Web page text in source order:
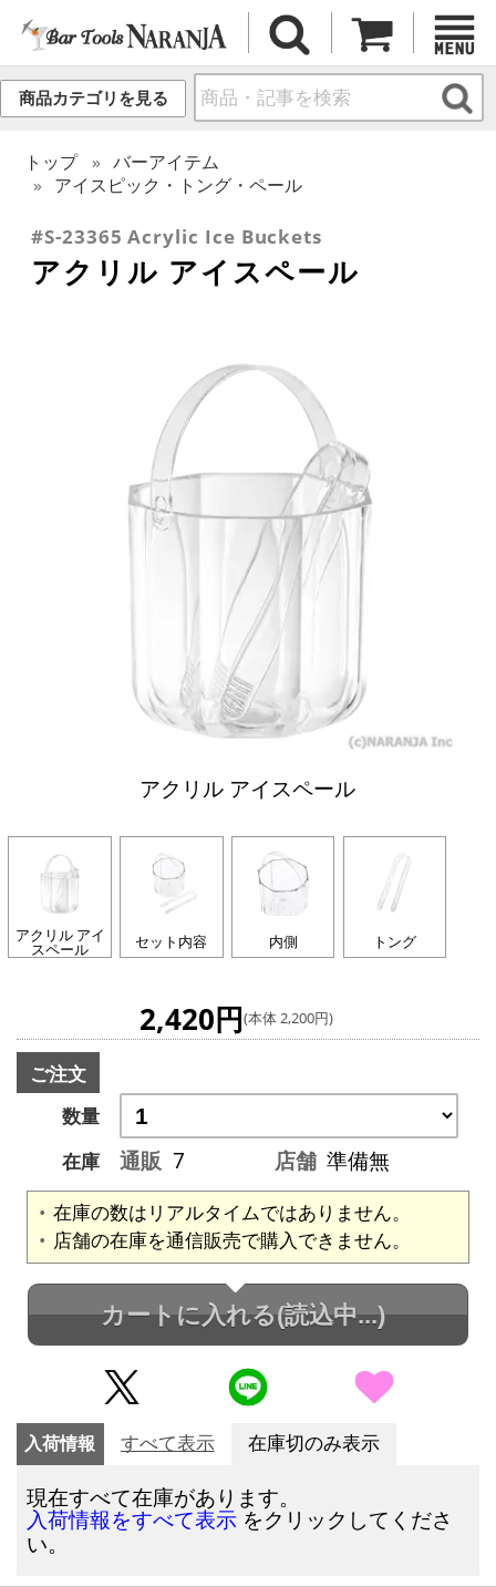
商品カテゴリを見る
トップ
バーアイテム
アイスピック・トング・ペール
#S-23365 Acrylic Ice Buckets
アクリル アイスペール
アクリル アイスペール
アクリル アイ
スペール セット内容 内側 トング
2,420円(本体 2,200円)
ご注文
数量
在庫
通販 7 店舗 準備無
在庫の数はリアルタイムではありません。
店舗の在庫を通信販売で購入できません。
カートに入れる(読込中...)
入荷情報 すべて表示 在庫切のみ表示
現在すべて在庫があります。
入荷情報をすべて表示 をクリックしてくださ
い。